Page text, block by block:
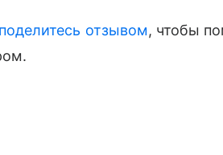
поделитесь отзывом, чтобы